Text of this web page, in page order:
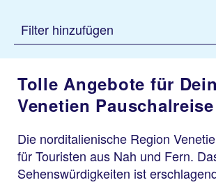
Filter hinzufügen
Tolle Angebote für
Venetien Pauschalreise
Die norditalienische Region
für Touristen aus Nah und Fern.
Sehenswürdigkeiten ist